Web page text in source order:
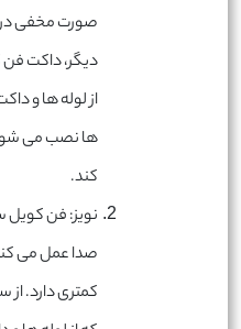
صورت مخفی در
دیگر، داکت فن
از لوله ها و
ها نصب می
کند.
نویز: فن
صدا عمل می
کمتری دارد.